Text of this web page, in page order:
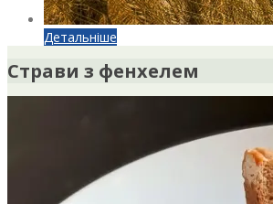
Детальніше
Страви з фенхелем